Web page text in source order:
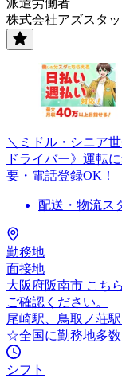
株式会社アズスタッ
＼ミドル・シニア
ドライバー》運転
要・電話登録OK！
配送・物流ス
勤務地
面接地
大阪府阪南市 こち
ご確認ください。
尾崎駅、鳥取ノ荘
☆全国に勤務地多
シフト